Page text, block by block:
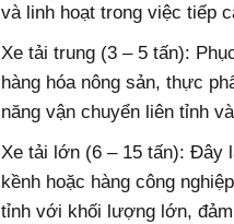
và linh hoạt trong việc tiếp
Xe tải trung (3 – 5 tấn):
hàng hóa nông sản, thực
năng vận chuyển liên tỉnh
Xe tải lớn (6 – 15 tấn): Đây
kềnh hoặc hàng công
tỉnh với khối lượng lớn,